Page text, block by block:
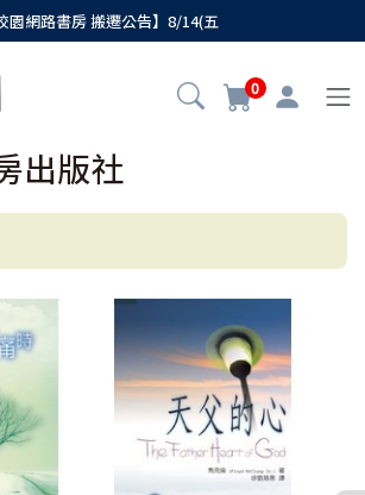
園網路書房 搬遷公告】8/14(五
0
出版社